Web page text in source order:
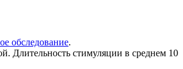
обследование.
Длительность стимуляции в среднем 10